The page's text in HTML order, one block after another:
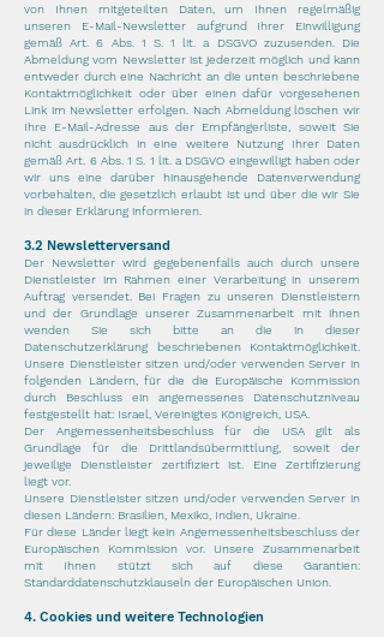
von Ihnen mitgeteilten Daten, um Ihnen regelmäßig
unseren E-Mail-Newsletter aufgrund Ihrer Einwilligung
gemäß Art. 6 Abs. 1 S. 1 lit. a DSGVO zuzusenden. Die
Abmeldung vom Newsletter ist jederzeit möglich und kann
entweder durch eine Nachricht an die unten beschriebene
Kontaktmöglichkeit oder über einen dafür vorgesehenen
Link im Newsletter erfolgen. Nach Abmeldung löschen wir
Ihre E-Mail-Adresse aus der Empfängerliste, soweit Sie
nicht ausdrücklich in eine weitere Nutzung Ihrer Daten
gemäß Art. 6 Abs. 1 S. 1 lit. a DSGVO eingewilligt haben oder
wir uns eine darüber hinausgehende Datenverwendung
vorbehalten, die gesetzlich erlaubt ist und über die wir Sie
in dieser Erklärung informieren.
3.2 Newsletterversand
Der Newsletter wird gegebenenfalls auch durch unsere
Dienstleister im Rahmen einer Verarbeitung in unserem
Auftrag versendet. Bei Fragen zu unseren Dienstleistern
und der Grundlage unserer Zusammenarbeit mit ihnen
wenden Sie sich bitte an die in dieser
Datenschutzerklärung beschriebenen Kontaktmöglichkeit.
Unsere Dienstleister sitzen und/oder verwenden Server in
folgenden Ländern, für die die Europäische Kommission
durch Beschluss ein angemessenes Datenschutzniveau
festgestellt hat: Israel, Vereinigtes Königreich, USA.
Der Angemessenheitsbeschluss für die USA gilt als
Grundlage für die Drittlandsübermittlung, soweit der
jeweilige Dienstleister zertifiziert ist. Eine Zertifizierung
liegt vor.
Unsere Dienstleister sitzen und/oder verwenden Server in
diesen Ländern: Brasilien, Mexiko, Indien, Ukraine.
Für diese Länder liegt kein Angemessenheitsbeschluss der
Europäischen Kommission vor. Unsere Zusammenarbeit
mit Ihnen stützt sich auf diese Garantien:
Standarddatenschutzklauseln der Europäischen Union.
4. Cookies und weitere Technologien